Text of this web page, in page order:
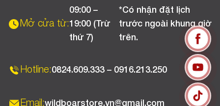
Chương trình khuyến mãi
Chính sách bảo hành
Mở cửa từ:
09:00 –
19:00 (Trừ
thứ 7)
*Có nhận đặt lịch
trước ngoài khung giờ
trên.
Hotline:0824.609.333 – 0916.213.250
Email:wildboarstore.vn@gmail.com